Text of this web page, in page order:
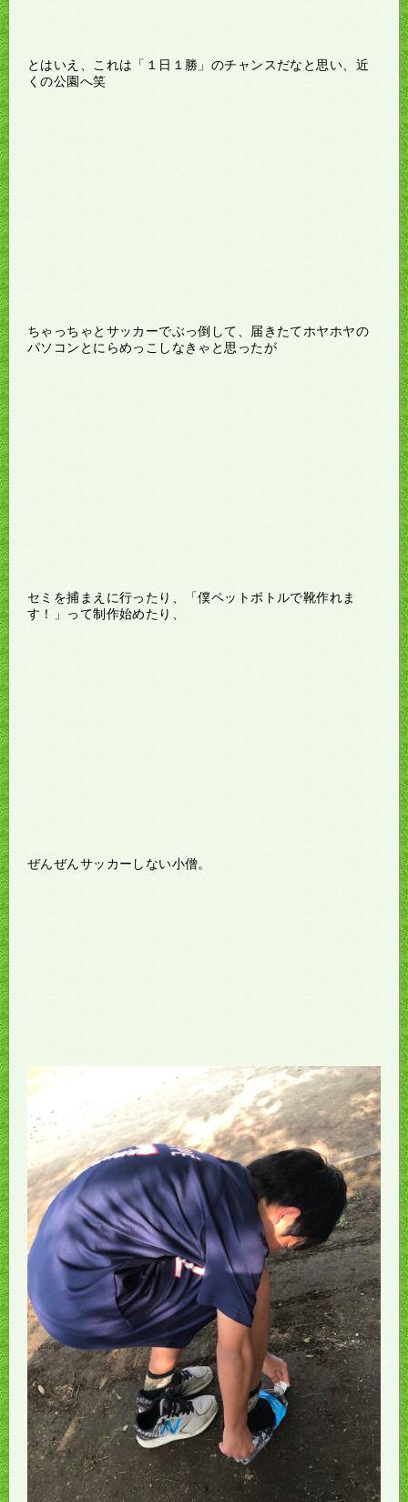
とはいえ、これは「１日１勝」のチャンスだなと思い、近
くの公園へ笑
ちゃっちゃとサッカーでぶっ倒して、届きたてホヤホヤの
パソコンとにらめっこしなきゃと思ったが
セミを捕まえに行ったり、「僕ペットボトルで靴作れま
す！」って制作始めたり、
ぜんぜんサッカーしない小僧。